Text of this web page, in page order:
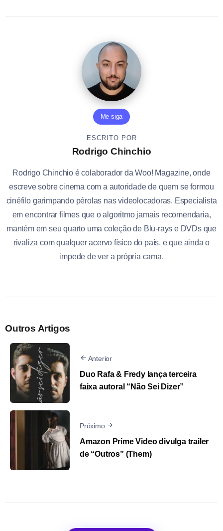
Me siga
ESCRITO POR
Rodrigo Chinchio
Rodrigo Chinchio é colaborador da Woo! Magazine, onde
escreve sobre cinema com a autoridade de quem se formou
cinéfilo garimpando pérolas nas videolocadoras. Especialista
em encontrar filmes que o algoritmo jamais recomendaria,
mantém em seu quarto uma coleção de Blu-rays e DVDs que
rivaliza com qualquer acervo físico do país, e que ainda o
impede de ver a própria cama.
Outros Artigos
Anterior
Duo Rafa & Fredy lança terceira
faixa autoral “Não Sei Dizer”
Próximo
Amazon Prime Video divulga trailer
de “Outros” (Them)